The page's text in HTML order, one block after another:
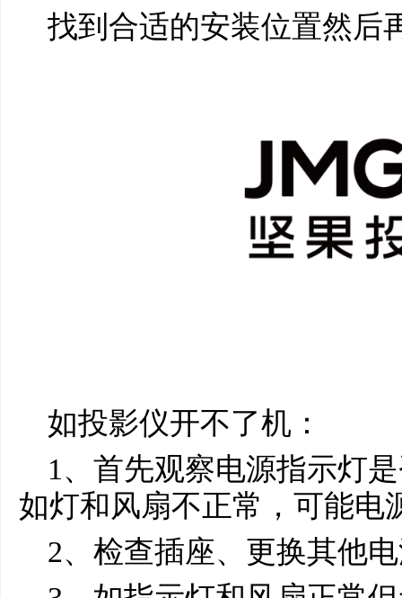
找到合适的安装位置然后
如投影仪开不了机：
1、首先观察电源指示灯
如灯和风扇不正常，可能电
2、检查插座、更换其他